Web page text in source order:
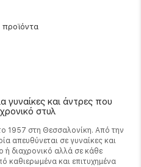
γυναίκες και άντρες που
στυλ
1957 στη Θεσσαλονίκη. Από την
απευθύνεται σε γυναίκες και
ή διαχρονικό αλλά σε κάθε
καθιερωμένα και επιτυχημένα